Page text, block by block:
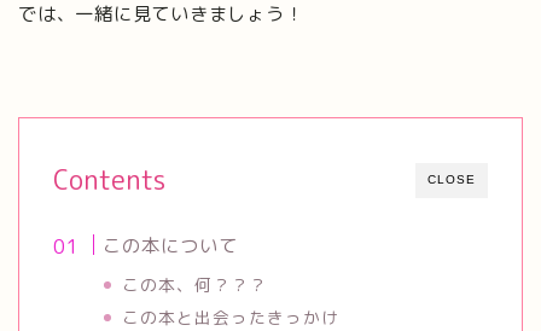
では、一緒に見ていきましょう！
CLOSE
Contents
この本について
この本、何？？？
この本と出会ったきっかけ